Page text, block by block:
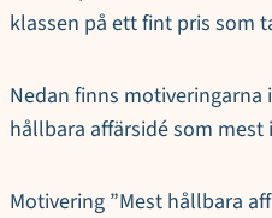
klassen på ett fint pris som
Nedan finns
hållbara affärsidé som mest
Motivering ”Mest hållbara